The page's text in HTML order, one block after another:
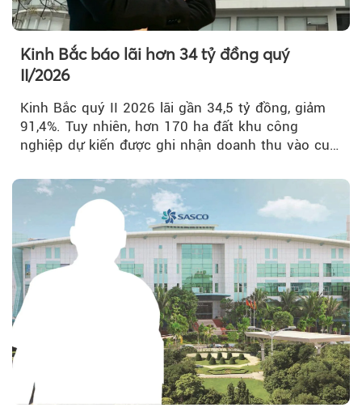
Kinh Bắc báo lãi hơn 34 tỷ đồng quý
II/2026
Kinh Bắc quý II 2026 lãi gần 34,5 tỷ đồng, giảm
91,4%. Tuy nhiên, hơn 170 ha đất khu công
nghiệp dự kiến được ghi nhận doanh thu vào cuối